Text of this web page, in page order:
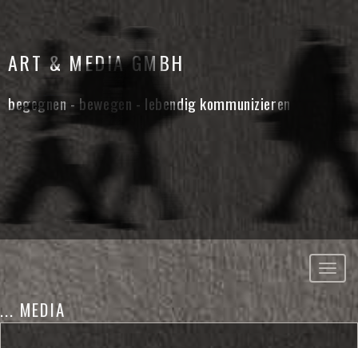
ART & MEDIA GMBH
begegnen - bewegen - lebendig kommunizieren
... MEDIA